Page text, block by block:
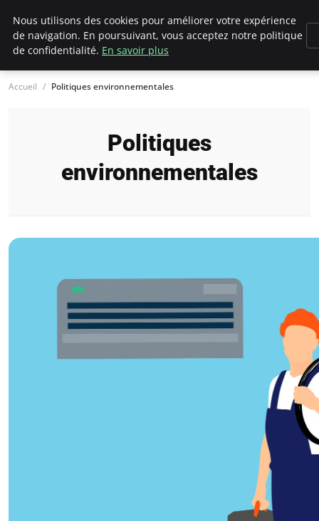
Climategatecountryclub.com
Accueil Politiques environnementales
Politiques
environnementales
Nous utilisons des cookies pour améliorer votre expérience
de navigation. En poursuivant, vous acceptez notre politique
de confidentialité. En savoir plus